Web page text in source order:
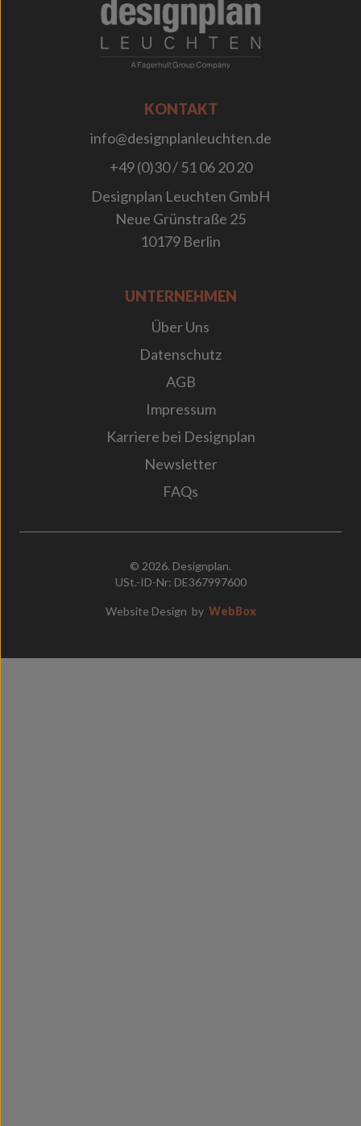
KONTAKT
info@designplanleuchten.de
+49 (0)30 / 51 06 20 20
Designplan Leuchten GmbH
Neue Grünstraße 25
10179 Berlin
UNTERNEHMEN
Über Uns
Datenschutz
AGB
Impressum
Karriere bei Designplan
Newsletter
FAQs
© 2026. Designplan.
USt.-ID-Nr: DE367997600
Website Design by WebBox